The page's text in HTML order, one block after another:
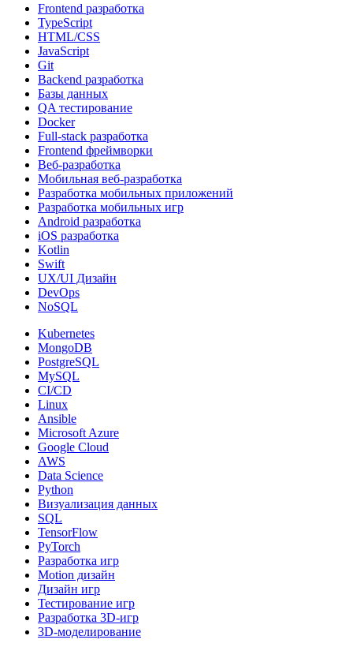
Frontend разработка
TypeScript
HTML/CSS
JavaScript
Git
Backend разработка
Базы данных
QA тестирование
Docker
Full-stack разработка
Frontend фреймворки
Веб-разработка
Мобильная веб-разработка
Разработка мобильных приложений
Разработка мобильных игр
Android разработка
iOS разработка
Kotlin
Swift
UX/UI Дизайн
DevOps
NoSQL
Kubernetes
MongoDB
PostgreSQL
MySQL
CI/CD
Linux
Ansible
Microsoft Azure
Google Cloud
AWS
Data Science
Python
Визуализация данных
SQL
TensorFlow
PyTorch
Разработка игр
Motion дизайн
Дизайн игр
Тестирование игр
Разработка 3D-игр
3D-моделирование